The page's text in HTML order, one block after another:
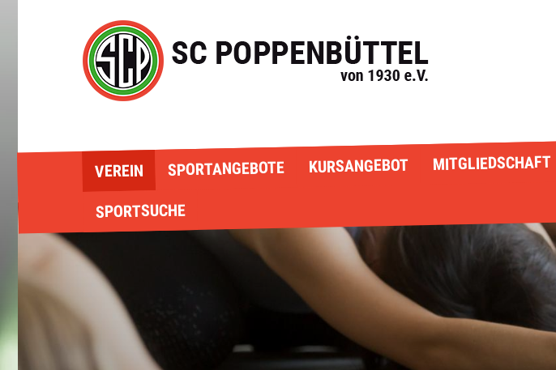
VEREIN SPORTANGEBOTE KURSANGEBOT MITGLIEDSCHAFT
SPORTSUCHE